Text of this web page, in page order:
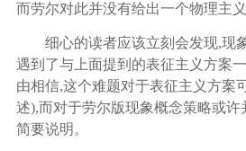
而劳尔对此并没有给出一个物理主
细心的读者应该立刻会发现,现
遇到了与上面提到的表征主义方案
由相信,这个难题对于表征主义方案
述),而对于劳尔版现象概念策略或许
简要说明。